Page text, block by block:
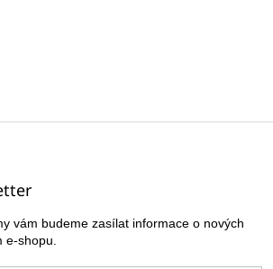
vám budeme zasílat informace o nových
e-shopu.